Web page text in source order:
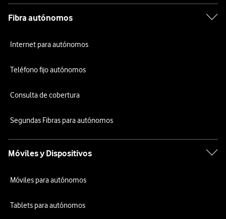
Fibra autónomos
Internet para autónomos
Teléfono fijo autónomos
Consulta de cobertura
Segundas Fibras para autónomos
Móviles y Dispositivos
Móviles para autónomos
Tablets para autónomos